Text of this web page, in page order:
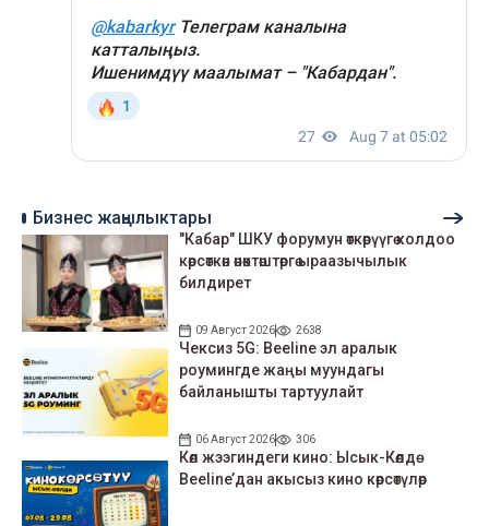
Бизнес жаңылыктары
"Кабар" ШКУ форумун өткөрүүгө колдоо
көрсөткөн өнөктөштөргө ыраазычылык
билдирет
09 Август 2026 2638
Чексиз 5G: Beeline эл аралык
роумингде жаңы муундагы
байланышты тартуулайт
06 Август 2026 306
Көл жээгиндеги кино: Ысык-Көлдө
Beeline’дан акысыз кино көрсөтүлөр